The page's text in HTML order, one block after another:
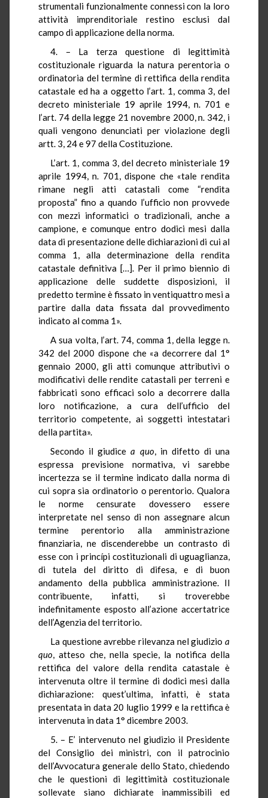
strumentali funzionalmente connessi con la loro
attività imprenditoriale restino esclusi dal
campo di applicazione della norma.
4. – La terza questione di legittimità
costituzionale riguarda la natura perentoria o
ordinatoria del termine di rettifica della rendita
catastale ed ha a oggetto l’art. 1, comma 3, del
decreto ministeriale 19 aprile 1994, n. 701 e
l’art. 74 della legge 21 novembre 2000, n. 342, i
quali vengono denunciati per violazione degli
artt. 3, 24 e 97 della Costituzione.
L’art. 1, comma 3, del decreto ministeriale 19
aprile 1994, n. 701, dispone che «tale rendita
rimane negli atti catastali come “rendita
proposta” fino a quando l’ufficio non provvede
con mezzi informatici o tradizionali, anche a
campione, e comunque entro dodici mesi dalla
data di presentazione delle dichiarazioni di cui al
comma 1, alla determinazione della rendita
catastale definitiva […]. Per il primo biennio di
applicazione delle suddette disposizioni, il
predetto termine è fissato in ventiquattro mesi a
partire dalla data fissata dal provvedimento
indicato al comma 1».
A sua volta, l’art. 74, comma 1, della legge n.
342 del 2000 dispone che «a decorrere dal 1°
gennaio 2000, gli atti comunque attributivi o
modificativi delle rendite catastali per terreni e
fabbricati sono efficaci solo a decorrere dalla
loro notificazione, a cura dell’ufficio del
territorio competente, ai soggetti intestatari
della partita».
Secondo il giudicea quo, in difetto di una
espressa previsione normativa, vi sarebbe
incertezza se il termine indicato dalla norma di
cui sopra sia ordinatorio o perentorio. Qualora
le norme censurate dovessero essere
interpretate nel senso di non assegnare alcun
termine perentorio alla amministrazione
finanziaria, ne discenderebbe un contrasto di
esse con i princípi costituzionali di uguaglianza,
di tutela del diritto di difesa, e di buon
andamento della pubblica amministrazione. Il
contribuente, infatti, si troverebbe
indefinitamente esposto all’azione accertatrice
dell’Agenzia del territorio.
La questione avrebbe rilevanza nel giudizio a
quo, atteso che, nella specie, la notifica della
rettifica del valore della rendita catastale è
intervenuta oltre il termine di dodici mesi dalla
dichiarazione: quest’ultima, infatti, è stata
presentata in data 20 luglio 1999 e la rettifica è
intervenuta in data 1° dicembre 2003.
5. – E’ intervenuto nel giudizio il Presidente
del Consiglio dei ministri, con il patrocinio
dell’Avvocatura generale dello Stato, chiedendo
che le questioni di legittimità costituzionale
sollevate siano dichiarate inammissibili ed